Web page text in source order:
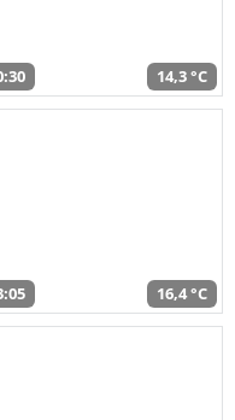
14,3 °C
16,4 °C